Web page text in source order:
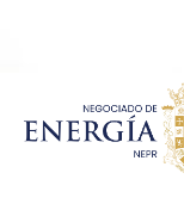
¿Tiene alguna